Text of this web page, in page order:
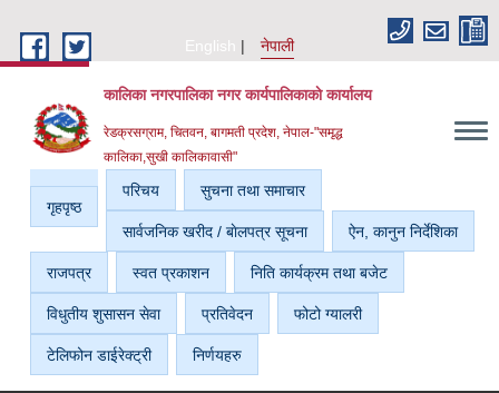
English
नेपाली
कालिका नगरपालिका नगर कार्यपालिकाकाे कार्यालय
रेडक्रसग्राम, चितवन, बागमती प्रदेश, नेपाल-"समृद्ध
कालिका,सुखी कालिकावासी"
गृहपृष्ठ
परिचय सुचना तथा समाचार
सार्वजनिक खरीद / बाेलपत्र सूचना ऐन, कानुन निर्देशिका
राजपत्र स्वत प्रकाशन निति कार्यक्रम तथा बजेट
विधुतीय शुसासन सेवा प्रतिवेदन फोटो ग्यालरी
टेलिफोन डाईरेक्ट्री निर्णयहरु